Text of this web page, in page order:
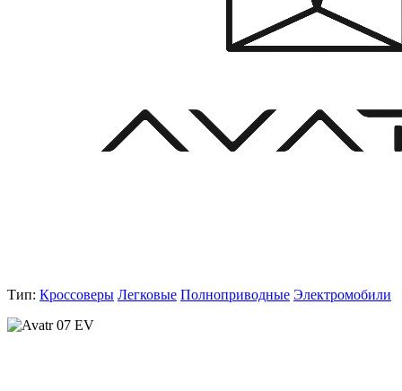
Тип: Кроссоверы Легковые Полноприводные Электромобили